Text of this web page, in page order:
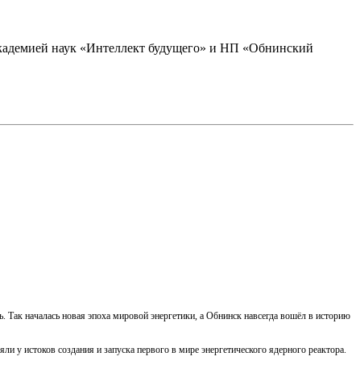
наук «Интеллект будущего» и НП «Обнинский
началась новая эпоха мировой энергетики, а Обнинск навсегда вошёл в историю
истоков создания и запуска первого в мире энергетического ядерного реактора.